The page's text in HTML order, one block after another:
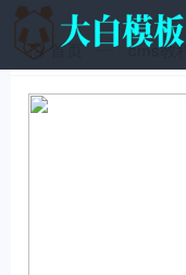
首页 cms教程